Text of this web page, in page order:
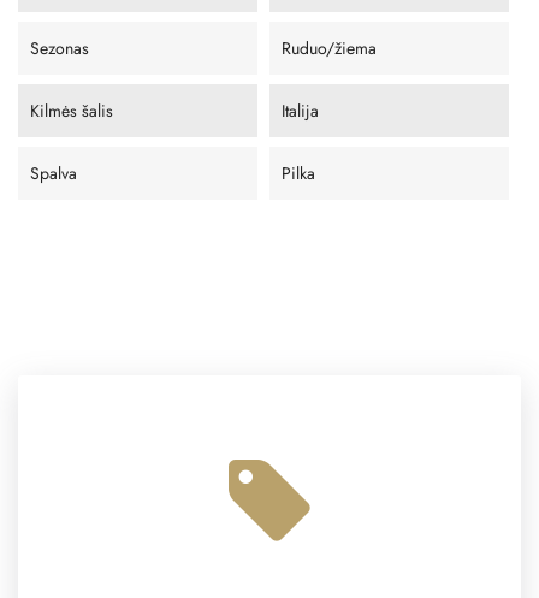
Sezonas Ruduo/žiema
Kilmės šalis Italija
Spalva Pilka